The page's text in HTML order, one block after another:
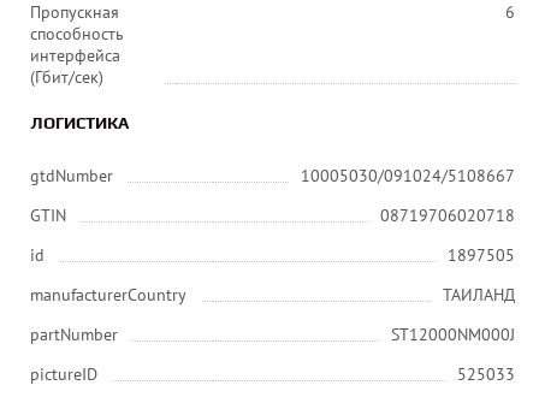
Пропускная
способность
интерфейса
(Гбит/сек)
6
ЛОГИСТИКА
gtdNumber
10005030/091024/5108667
GTIN
08719706020718
id
1897505
manufacturerCountry
ТАИЛАНД
partNumber
ST12000NM000J
pictureID
525033